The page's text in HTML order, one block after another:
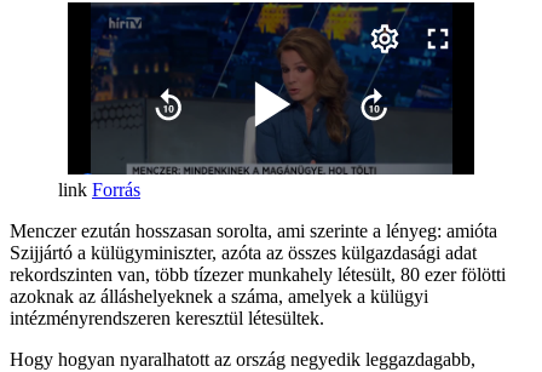
Forrás
Menczer ezután hosszasan sorolta, ami szerinte a lényeg: amióta
Szijjártó a külügyminiszter, azóta az összes külgazdasági adat
rekordszinten van, több tízezer munkahely létesült, 80 ezer fölötti
azoknak az álláshelyeknek a száma, amelyek a külügyi
intézményrendszeren keresztül létesültek.
Hogy hogyan nyaralhatott az ország negyedik leggazdagabb,